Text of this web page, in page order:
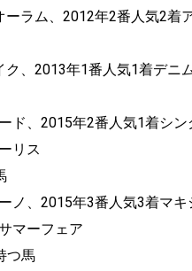
ーラム、2012年2番人気2着
ク、2013年1番人気1着デ
ド、2015年2番人気1着シ
リス
ノ、2015年3番人気3着マ
マーフェア
つ馬